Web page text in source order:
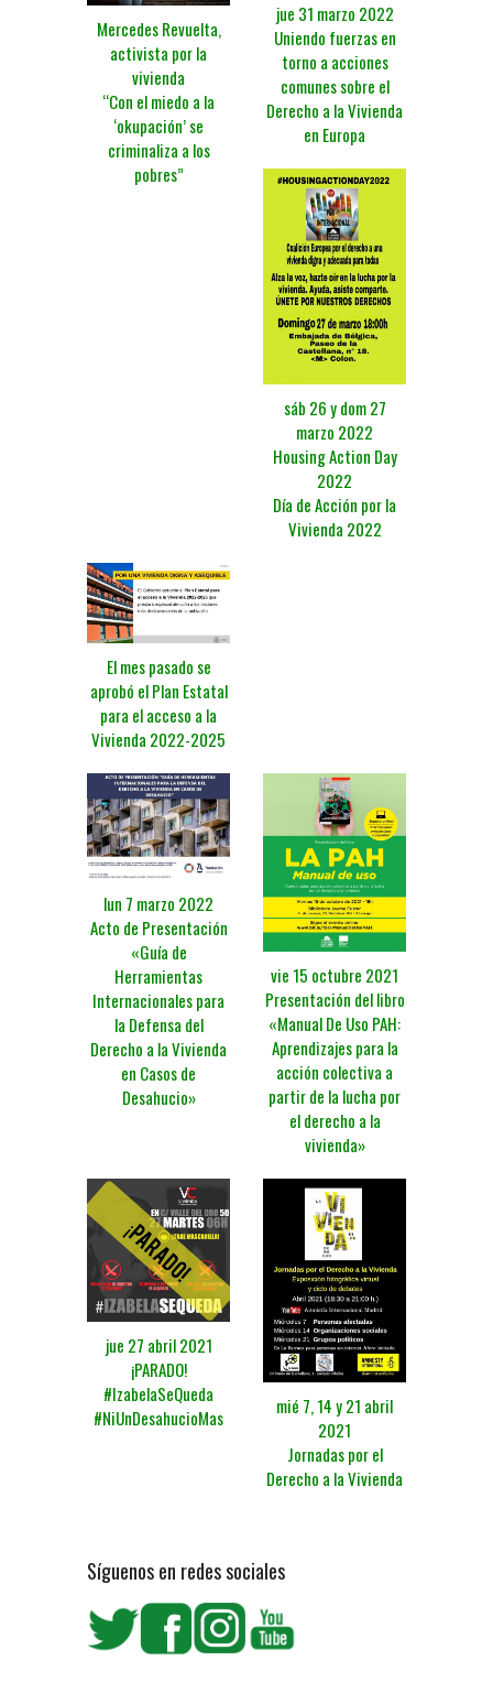
Mercedes Revuelta,
activista por la
vivienda
“Con el miedo a la
‘okupación’ se
criminaliza a los
pobres”
jue 31 marzo 2022
Uniendo fuerzas en
torno a acciones
comunes sobre el
Derecho a la Vivienda
en Europa
sáb 26 y dom 27
marzo 2022
Housing Action Day
2022
Día de Acción por la
Vivienda 2022
El mes pasado se
aprobó el Plan Estatal
para el acceso a la
Vivienda 2022-2025
lun 7 marzo 2022
Acto de Presentación
«Guía de
Herramientas
Internacionales para
la Defensa del
Derecho a la Vivienda
en Casos de
Desahucio»
vie 15 octubre 2021
Presentación del libro
«Manual De Uso PAH:
Aprendizajes para la
acción colectiva a
partir de la lucha por
el derecho a la
vivienda»
jue 27 abril 2021
¡PARADO!
#IzabelaSeQueda
#NiUnDesahucioMas
mié 7, 14 y 21 abril
2021
Jornadas por el
Derecho a la Vivienda
Síguenos en redes sociales